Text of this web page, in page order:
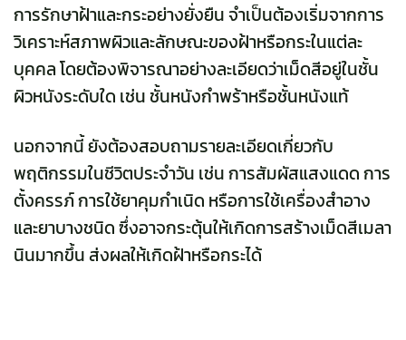
การรักษาฝ้าและกระอย่างยั่งยืน จำเป็นต้องเริ่มจากการ
วิเคราะห์สภาพผิวและลักษณะของฝ้าหรือกระในแต่ละ
บุคคล โดยต้องพิจารณาอย่างละเอียดว่าเม็ดสีอยู่ในชั้น
ผิวหนังระดับใด เช่น ชั้นหนังกำพร้าหรือชั้นหนังแท้
นอกจากนี้ ยังต้องสอบถามรายละเอียดเกี่ยวกับ
พฤติกรรมในชีวิตประจำวัน เช่น การสัมผัสแสงแดด การ
ตั้งครรภ์ การใช้ยาคุมกำเนิด หรือการใช้เครื่องสำอาง
และยาบางชนิด ซึ่งอาจกระตุ้นให้เกิดการสร้างเม็ดสีเมลา
นินมากขึ้น ส่งผลให้เกิดฝ้าหรือกระได้